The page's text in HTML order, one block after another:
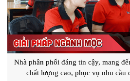
Nhà phân phối đáng tin cậy, mang
chất lượng cao, phục vụ nhu cầu